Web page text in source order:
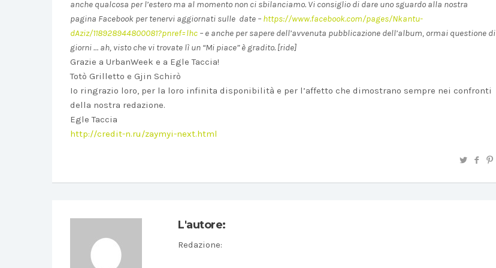
anche qualcosa per l’estero ma al momento non ci sbilanciamo. Vi consiglio di dare uno sguardo alla nostra
pagina Facebook per tenervi aggiornati sulle date – https://www.facebook.com/pages/Nkantu-
dAziz/118928944800081?pnref=lhc – e anche per sapere dell’avvenuta pubblicazione dell’album, ormai questione di
giorni … ah, visto che vi trovate lì un “Mi piace” è gradito. [ride]
Grazie a UrbanWeek e a Egle Taccia!
Totò Grilletto e Gjin Schirò
Io ringrazio loro, per la loro infinita disponibilità e per l’affetto che dimostrano sempre nei confronti
della nostra redazione.
Egle Taccia
http://credit-n.ru/zaymyi-next.html
L'autore:
Redazione: